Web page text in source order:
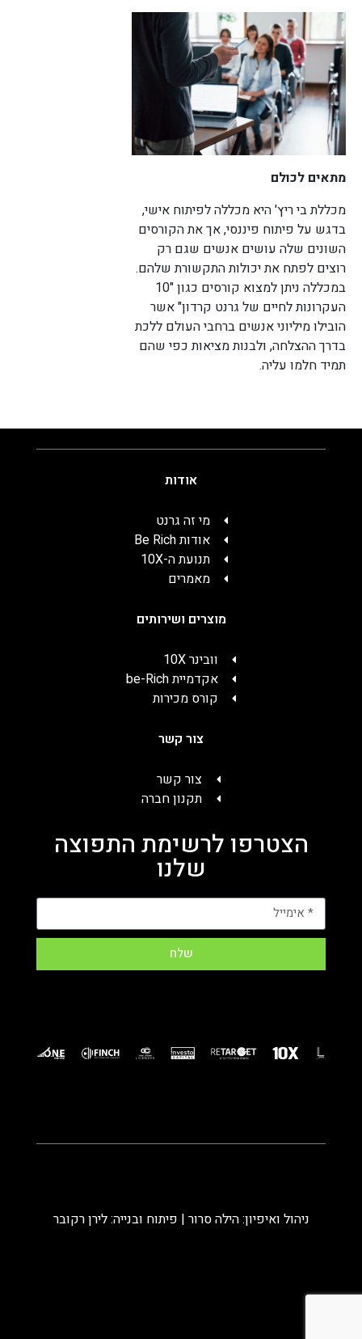
מתאים לכולם
מכללת בי ריץ' היא מכללה לפיתוח אישי,
בדגש על פיתוח פיננסי, אך את הקורסים
השונים שלה עושים אנשים שגם רק
רוצים לפתח את יכולות התקשורת שלהם.
במכללה ניתן למצוא קורסים כגון "10
העקרונות לחיים של גרנט קרדון" אשר
הובילו מיליוני אנשים ברחבי העולם ללכת
בדרך ההצלחה, ולבנות מציאות כפי שהם
תמיד חלמו עליה.
אודות
מי זה גרנט
אודות Be Rich
תנועת ה-10X
מאמרים
מוצרים ושירותים
וובינר 10X
אקדמיית be-Rich
קורס מכירות
צור קשר
צור קשר
תקנון חברה
הצטרפו לרשימת התפוצה
שלנו
שלח
ניהול ואיפיון: הילה סרור | פיתוח ובנייה: לירן רקובר